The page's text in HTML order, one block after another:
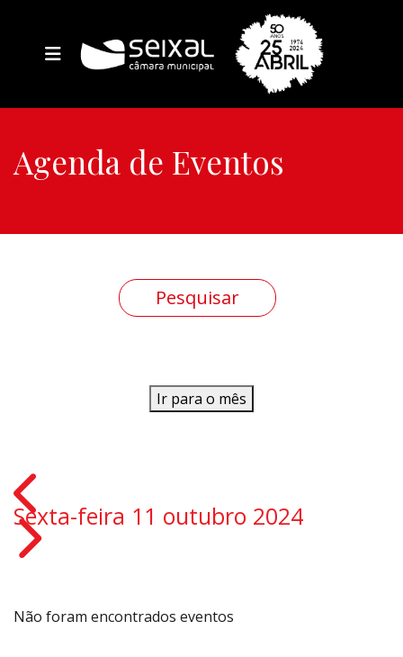
Agenda de Eventos
Ir para o mês
Sexta-feira 11 outubro 2024
Não foram encontrados eventos